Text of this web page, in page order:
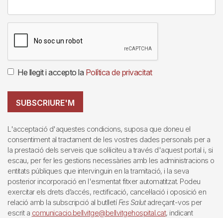
He llegit i accepto la Política de privacitat
SUBSCRIURE'M
L'acceptació d'aquestes condicions, suposa que doneu el
consentiment al tractament de les vostres dades personals per a
la prestació dels serveis que sol·liciteu a través d'aquest portal i, si
escau, per fer les gestions necessàries amb les administracions o
entitats públiques que intervinguin en la tramitació, i la seva
posterior incorporació en l'esmentat fitxer automatitzat. Podeu
exercitar els drets d’accés, rectificació, cancel·lació i oposició en
relació amb la subscripció al butlletí Fes Salutadreçant-vos per
escrit a comunicacio.bellvitge@bellvitgehospital.cat, indicant